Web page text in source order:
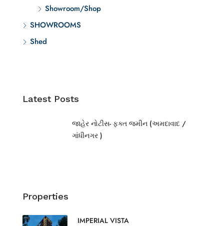
Showroom/Shop
SHOWROOMS
Shed
Latest Posts
જાહેર નોટીસ- ફક્ત જમીન (અમદાવાદ /
ગાંધીનગર )
Properties
IMPERIAL VISTA